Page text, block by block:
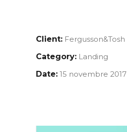
Client: Fergusson&Tosh
Category: Landing
Date: 15 novembre 2017